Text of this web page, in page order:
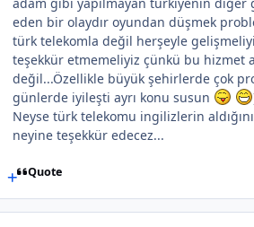
eden bir olaydır oyundan düşmek
türk telekomla değil herşeyle
teşekkür etmemeliyiz çünkü bu hizmet
değil...Özellikle büyük şehirlerde çok
günlerde iyileşti ayrı konu susun
Neyse türk telekomu ingilizlerin
neyine teşekkür edecez...
Quote